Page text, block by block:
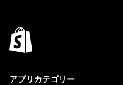
アプリカテゴリー